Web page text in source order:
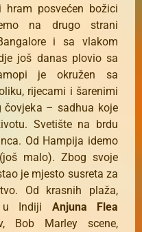
posvećen božici
na drugo strani
i sa vlakom
još danas plovio sa
je okružen sa
rijecami i šarenimi
čovjeka – sadhua koje
Svetište na brdu
Od Hampija idemo
malo). Zbog svoje
je mjesto susreta za
Od krasnih plaža,
Indiji Anjuna Flea
Bob Marley scene,